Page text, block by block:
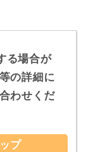
る場合が
の詳細に
わせくだ
プ